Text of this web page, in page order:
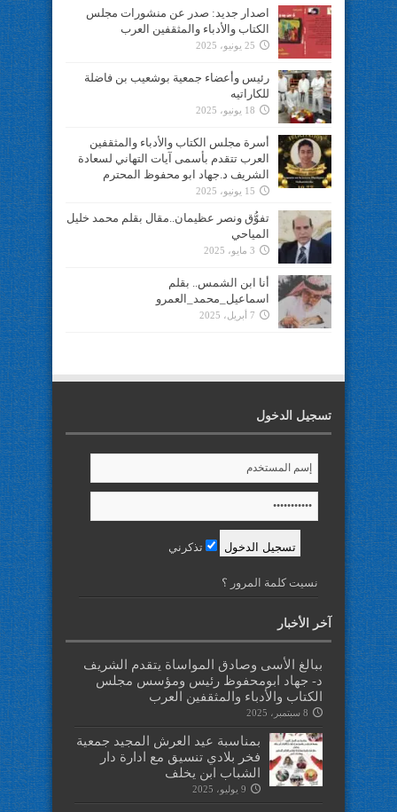
اصدار جديد: صدر عن منشورات مجلس
الكتاب والأدباء والمثقفين العرب
25 يونيو، 2025
رئيس وأعضاء جمعية بوشعيب بن فاضلة
للكاراتيه
18 يونيو، 2025
أسرة مجلس الكتاب والأدباء والمثقفين
العرب تتقدم بأسمى آيات التهاني لسعادة
الشريف د.جهاد ابو محفوظ المحترم
15 يونيو، 2025
تفوُّق ونصر عظيمان..مقال بقلم محمد خليل
المياحي
3 مايو، 2025
أنا ابن الشمس.. بقلم
اسماعيل_محمد_العمرو
7 أبريل، 2025
تسجيل الدخول
تذكرني
نسيت كلمة المرور ؟
آخر الأخبار
ببالغ الأسى وصادق المواساة يتقدم الشريف
د- جهاد ابومحفوظ رئيس ومؤسس مجلس
الكتاب والأدباء والمثقفين العرب
8 سبتمبر، 2025
بمناسبة عيد العرش المجيد جمعية
فخر بلادي تنسيق مع ادارة دار
الشباب ابن يخلف
9 يوليو، 2025